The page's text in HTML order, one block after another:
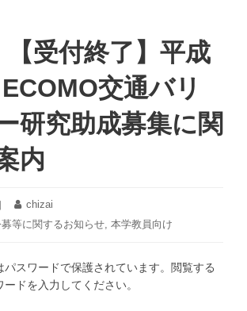
受付終了】平成
交通バリ
研究助成募集に関
内
2021
年
3
日
投
稿
chizai
等に関するお知らせ, 本学教員向け
パスワードで保護されています。閲覧する
ドを入力してください。